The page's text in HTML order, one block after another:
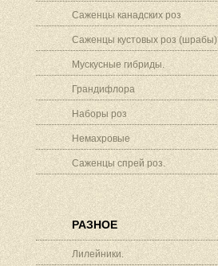
Саженцы канадских роз
Саженцы кустовых роз (шрабы)
Мускусные гибриды.
Грандифлора
Наборы роз
Немахровые
Саженцы спрей роз.
РАЗНОЕ
Лилейники.